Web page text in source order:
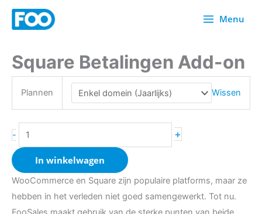
Overslaan
Menu
Square Betalingen Add-on
Plannen Wissen
-
Square
Payments
Add-
aantal
+
In winkelwagen
WooCommerce en Square zijn populaire platforms, maar ze
hebben in het verleden niet goed samengewerkt. Tot nu.